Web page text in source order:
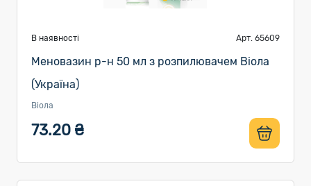
В наявності Арт. 65609
Меновазин р-н 50 мл з розпилювачем Віола
(Україна)
Віола
73.20 ₴